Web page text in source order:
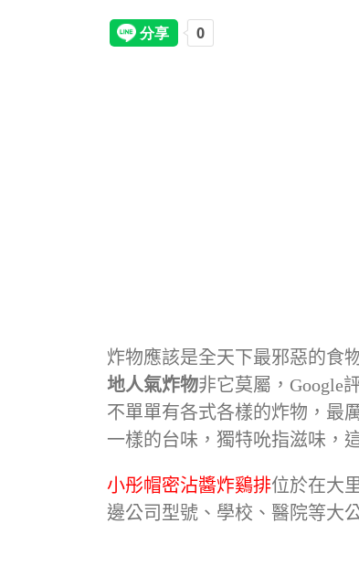
炸物應該是全天下最邪惡的食
地人氣炸物非它莫屬，Google
不單單有各式各樣的炸物，最
一樣的台味，獨特吮指滋味，
小彤帽密沾醬炸鷄排位於在大
邊公司型號、學校、醫院等大